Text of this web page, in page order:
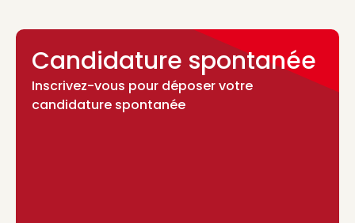
Candidature spontanée
Inscrivez-vous pour déposer votre
candidature spontanée